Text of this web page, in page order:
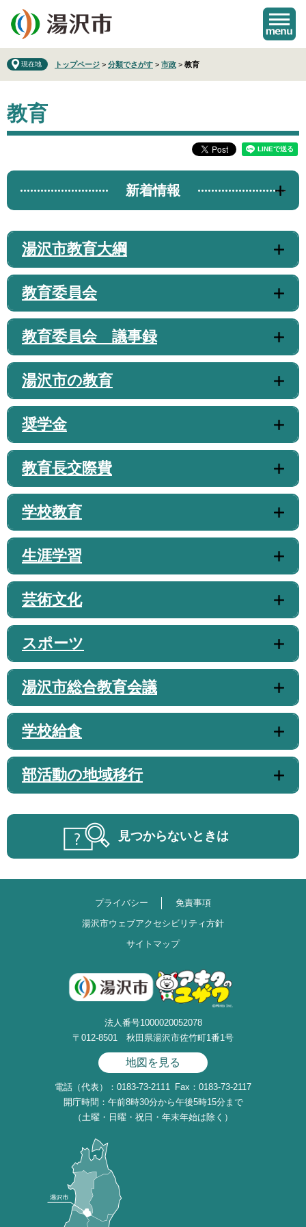
の
先
頭
す
。
ー
を
飛
し
て
本
現在地 トップページ > 分類でさがす > 市政 > 教育
文
教育
新着情報
湯沢市教育大綱
教育委員会
教育委員会 議事録
湯沢市の教育
奨学金
教育長交際費
学校教育
生涯学習
芸術文化
スポーツ
湯沢市総合教育会議
学校給食
部活動の地域移行
見つからないときは
プライバシー
免責事項
湯沢市ウェブアクセシビリティ方針
サイトマップ
法人番号1000020052078
〒012-8501 秋田県湯沢市佐竹町1番1号
地図を見る
電話（代表）：0183-73-2111 Fax：0183-73-2117
開庁時間：午前8時30分から午後5時15分まで
（土曜・日曜・祝日・年末年始は除く）